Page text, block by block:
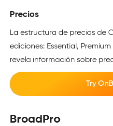
Precios
La estructura de precios de
ediciones: Essential,
revela información sobre
Try
BroadPro